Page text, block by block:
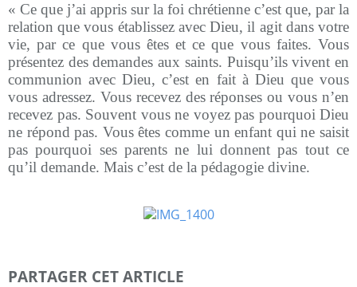
« Ce que j’ai appris sur la foi chrétienne c’est que, par la
relation que vous établissez avec Dieu, il agit dans votre
vie, par ce que vous êtes et ce que vous faites. Vous
présentez des demandes aux saints. Puisqu’ils vivent en
communion avec Dieu, c’est en fait à Dieu que vous
vous adressez. Vous recevez des réponses ou vous n’en
recevez pas. Souvent vous ne voyez pas pourquoi Dieu
ne répond pas. Vous êtes comme un enfant qui ne saisit
pas pourquoi ses parents ne lui donnent pas tout ce
qu’il demande. Mais c’est de la pédagogie divine.
PARTAGER CET ARTICLE